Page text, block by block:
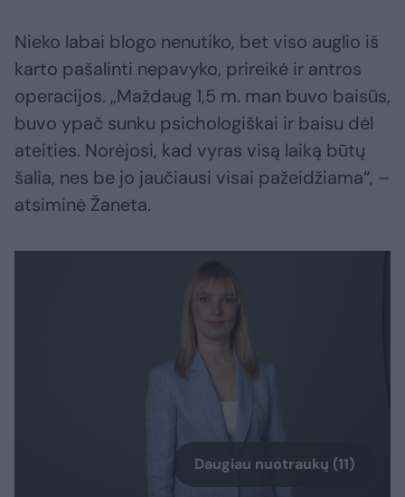
Nieko labai blogo nenutiko, bet viso auglio iš
karto pašalinti nepavyko, prireikė ir antros
operacijos. „Maždaug 1,5 m. man buvo baisūs,
buvo ypač sunku psichologiškai ir baisu dėl
ateities. Norėjosi, kad vyras visą laiką būtų
šalia, nes be jo jaučiausi visai pažeidžiama“, –
atsiminė Žaneta.
Daugiau nuotraukų (11)